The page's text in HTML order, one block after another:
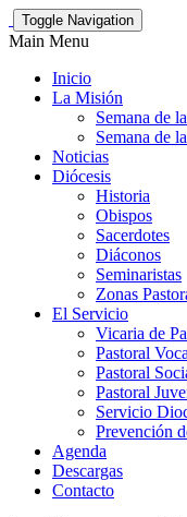
Toggle Navigation
Main Menu
Inicio
La Misión
Semana de
Semana de
Noticias
Diócesis
Historia
Obispos
Sacerdotes
Diáconos
Seminaristas
Zonas
El Servicio
Vicaria de
Pastoral
Pastoral
Pastoral
Servicio
Prevención
Agenda
Descargas
Contacto